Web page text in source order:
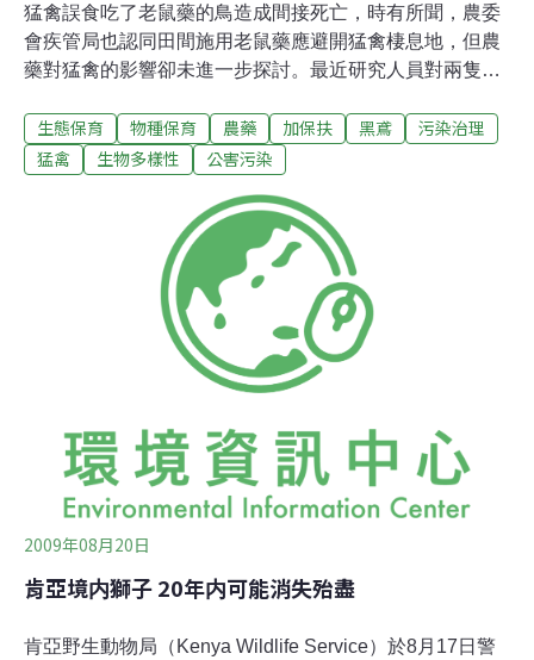
猛禽誤食吃了老鼠藥的鳥造成間接死亡，時有所聞，農委
會疾管局也認同田間施用老鼠藥應避開猛禽棲息地，但農
藥對猛禽的影響卻未進一步探討。最近研究人員對兩隻死
達已知的大型猛禽致死量數倍，除了解開長久以來黑鳶族
群數無法成長的部分謎團，也顯示農藥對猛禽的殺傷力不
源，10月底，在屏東縣竹田及潮州民眾分別撿到死亡的黑
鳶，送到縣政府，其中一隻是屏科大野生動物保育研究所
教授孫元勳研究團隊今年在瑪家繫放（裝上翼標再放回）
的幼鳥，因時間距離太近，而引起孫元勳的注意，決定進
行199項農藥、9項消炎藥及8項重金屬的毒物檢驗，11月
13日分析出爐，其中一項成分超標，就是農民常用的習稱
「好年冬」的加保扶。孫元勳說，之前也曾有屏科大副教
簡單的體檢，初步檢驗出原因出在肝。這兩隻
生態保育 物種保育 農藥 加保扶 黑鳶
污染治理
猛禽
生物多樣性 公害污染
2009年08月20日
肯亞境内獅子 20年内可能消失殆盡
肯亞野生動物局（Kenya Wildlife Service）於8月17日警